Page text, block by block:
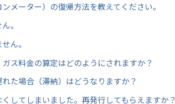
メーター）の復帰方法を教えてください。
。
ん。
ス料金の算定はどのようにされますか？
た場合（滞納）はどうなりますか？
してしまいました。再発行してもらえますか？